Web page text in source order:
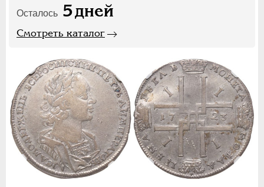
Осталось 5дней
Смотреть каталог